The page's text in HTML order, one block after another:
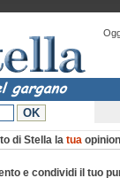
di Stella la tua
e condividi il tuo